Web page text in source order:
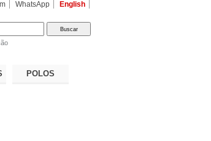
WhatsApp English
POLOS